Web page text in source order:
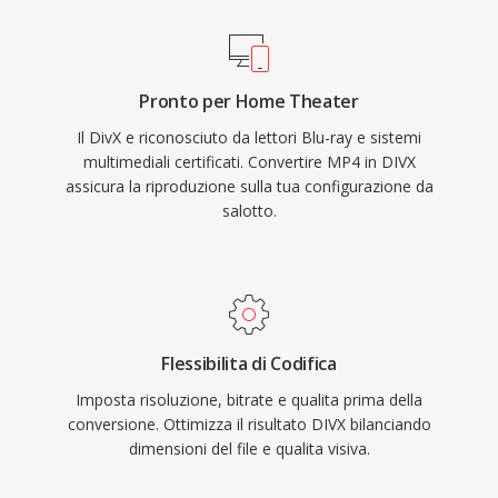
aggiunge funzionalità come menu interattivi,
capitoli, sottotitoli e tracce audio alternative,
portando funzionalità simili al DVD nei file
digitali. La certificazione DivX è diventata un
marchio comune sull&#039;elettronica di
consumo, con migliaia di lettori DVD e altri
codifica a bitrate variabile basata sulla qualità
che assegna più dati alle scene complesse e
meno a quelle statiche, ottenendo una qualità
visiva costante lungo tutto il video.
Pronto per Home Theater
Il DivX e riconosciuto da lettori Blu-ray e sistemi
multimediali certificati. Convertire MP4 in DIVX
assicura la riproduzione sulla tua configurazione da
salotto.
Flessibilita di Codifica
Imposta risoluzione, bitrate e qualita prima della
conversione. Ottimizza il risultato DIVX bilanciando
dimensioni del file e qualita visiva.